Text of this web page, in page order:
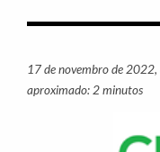
17 de novembro de
aproximado: 2 minutos